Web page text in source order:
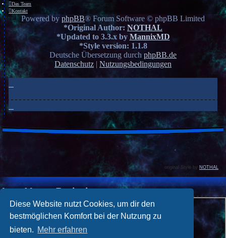
Diese Website nutzt Cookies, um dir den
bestmöglichen Komfort bei der Nutzung zu
bieten. Mehr erfahren
Das Team
Kontakt
Powered by phpBB® Forum Software © phpBB Limited
*Original Author: NOTHAL
*Updated to 3.3.x byMannixMD
*Style version: 1.1.8
Deutsche Übersetzung durch phpBB.de
Datenschutz| Nutzungsbedingungen
original Style by NOTHAL
Anmelden•Registrieren
Benutzername: